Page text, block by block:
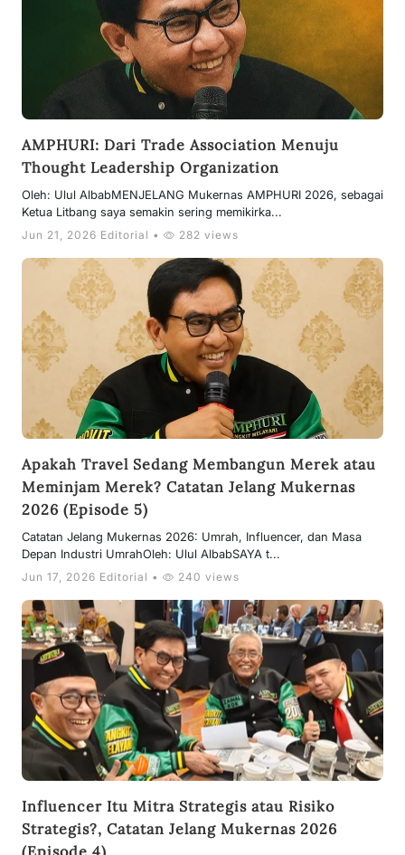
AMPHURI: Dari Trade Association Menuju
Thought Leadership Organization
Oleh: Ulul AlbabMENJELANG Mukernas AMPHURI 2026, sebagai
Ketua Litbang saya semakin sering memikirka...
Jun 21, 2026 Editorial • 282 views
Apakah Travel Sedang Membangun Merek atau
Meminjam Merek? Catatan Jelang Mukernas
2026 (Episode 5)
Catatan Jelang Mukernas 2026: Umrah, Influencer, dan Masa
Depan Industri UmrahOleh: Ulul AlbabSAYA t...
Jun 17, 2026 Editorial • 240 views
Influencer Itu Mitra Strategis atau Risiko
Strategis?, Catatan Jelang Mukernas 2026
(Episode 4)